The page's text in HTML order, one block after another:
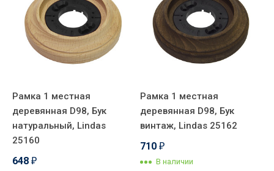
Рамка 1 местная
деревянная D98, Бук
натуральный, Lindas
25160
648 ₽
Рамка 1 местная
деревянная D98, Бук
винтаж, Lindas 25162
710 ₽
В наличии